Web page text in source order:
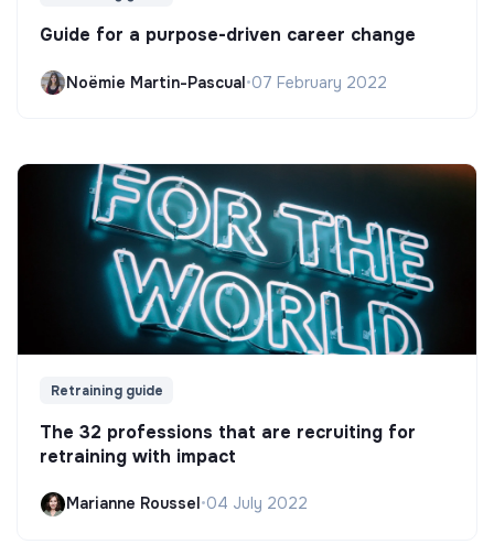
Guide for a purpose-driven career change
Noëmie Martin-Pascual•07 February 2022
Retraining guide
The 32 professions that are recruiting for
retraining with impact
Marianne Roussel•04 July 2022